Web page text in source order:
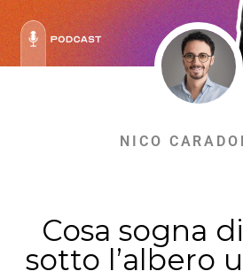
NICO
Cosa sogna
sotto l’albero